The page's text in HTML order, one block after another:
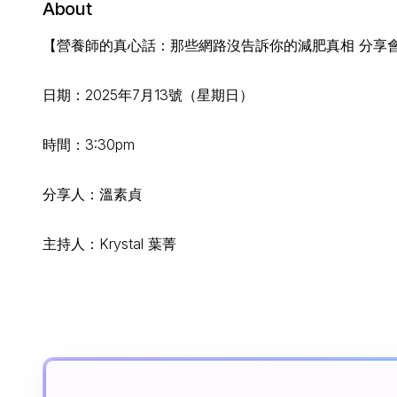
About
【營養師的真心話：那些網路沒告訴你的減肥真相 分享
日期：2025年7月13號（星期日）
時間：3:30pm
分享人：溫素貞
主持人：Krystal 葉菁